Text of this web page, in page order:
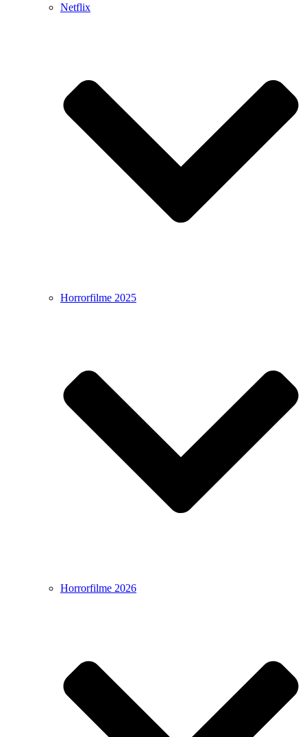
Netflix
Horrorfilme 2025
Horrorfilme 2026